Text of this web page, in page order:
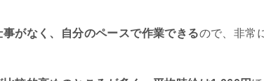
事がなく、自分のペースで作業できるので、非常